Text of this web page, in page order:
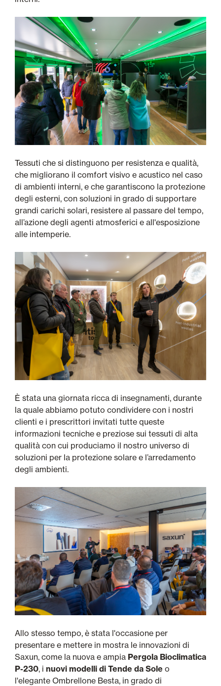
Tessuti che si distinguono per resistenza e qualità,
che migliorano il comfort visivo e acustico nel caso
di ambienti interni, e che garantiscono la protezione
degli esterni, con soluzioni in grado di supportare
grandi carichi solari, resistere al passare del tempo,
all’azione degli agenti atmosferici e all'esposizione
alle intemperie.
È stata una giornata ricca di insegnamenti, durante
la quale abbiamo potuto condividere con i nostri
clienti e i prescrittori invitati tutte queste
informazioni tecniche e preziose sui tessuti di alta
qualità con cui produciamo il nostro universo di
soluzioni per la protezione solare e l’arredamento
degli ambienti.
Allo stesso tempo, è stata l'occasione per
presentare e mettere in mostra le innovazioni di
Saxun, come la nuova e ampia Pergola Bioclimatica
P-230, i nuovi modelli di Tende da Sole o
l'elegante Ombrellone Besta, in grado di